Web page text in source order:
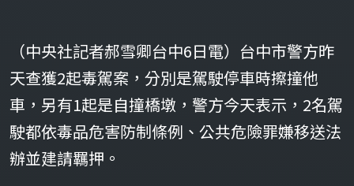
（中央社記者郝雪卿台中6日電）台中市警方昨
天查獲2起毒駕案，分別是駕駛停車時擦撞他
車，另有1起是自撞橋墩，警方今天表示，2名駕
駛都依毒品危害防制條例、公共危險罪嫌移送法
辦並建請羈押。